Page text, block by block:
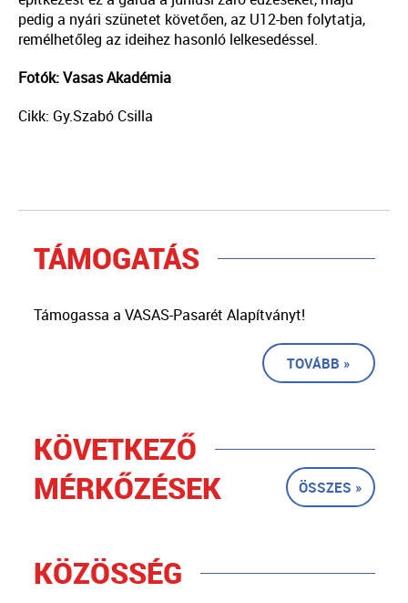
pedig a nyári szünetet követően, az U12-ben folytatja,
remélhetőleg az ideihez hasonló lelkesedéssel.
Fotók: Vasas Akadémia
Cikk: Gy.Szabó Csilla
TÁMOGATÁS
Támogassa a VASAS-Pasarét Alapítványt!
TOVÁBB »
KÖVETKEZŐ
MÉRKŐZÉSEK
ÖSSZES »
KÖZÖSSÉG